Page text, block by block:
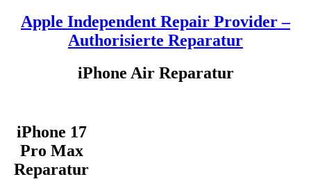
Apple Independent Repair Provider –
Authorisierte Reparatur
iPhone Air Reparatur
iPhone 17
Pro Max
Reparatur